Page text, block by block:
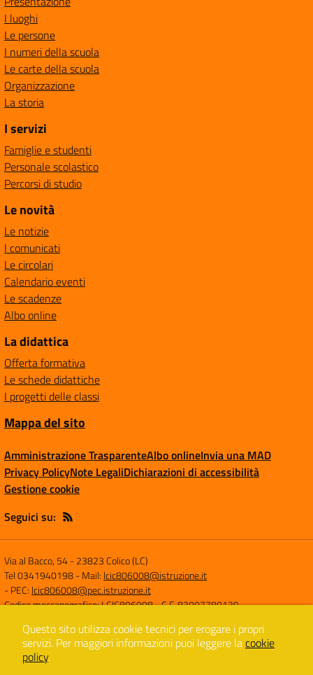
I luoghi
Le persone
I numeri della scuola
Le carte della scuola
Organizzazione
La storia
I servizi
Famiglie e studenti
Personale scolastico
Percorsi di studio
Le novità
Le notizie
I comunicati
Le circolari
Calendario eventi
Le scadenze
Albo online
La didattica
Offerta formativa
Le schede didattiche
I progetti delle classi
Mappa del sito
Amministrazione TrasparenteAlbo onlineInvia una MAD
Privacy PolicyNote LegaliDichiarazioni di accessibilità
Gestione cookie
Seguici su:
Via al Bacco, 54-23823 Colico (LC)
Tel 0341940198- Mail: lcic806008@istruzione.it
- PEC: lcic806008@pec.istruzione.it
Codice meccanografico: LCIC806008- C.F. 83007780139
Concept & Design by
Designers Italia
Questo sito utilizza cookie tecnici per erogare i propri
servizi. Per maggiori informazioni puoi leggere lacookie
policy.